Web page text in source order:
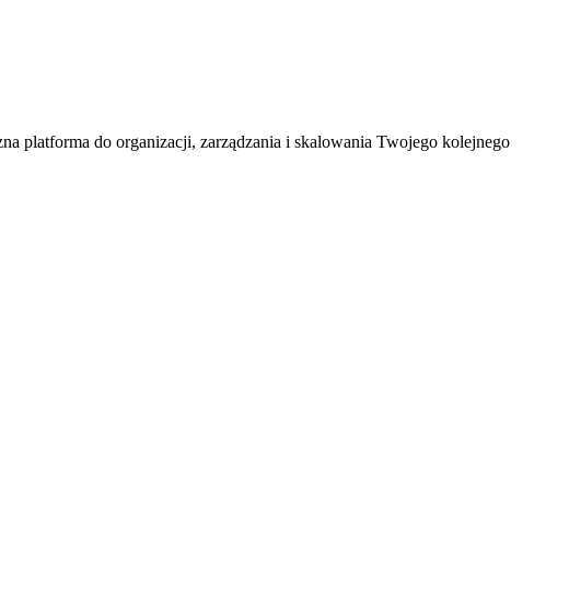
platforma do organizacji, zarządzania i skalowania Twojego kolejnego